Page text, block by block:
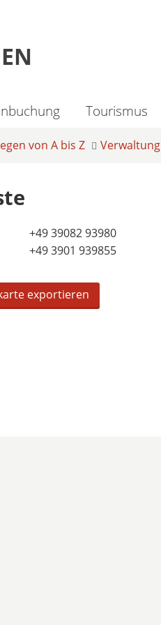
Tourismus
von A bis Z Verwaltung
+49 39082 93980
+49 3901 939855
exportieren